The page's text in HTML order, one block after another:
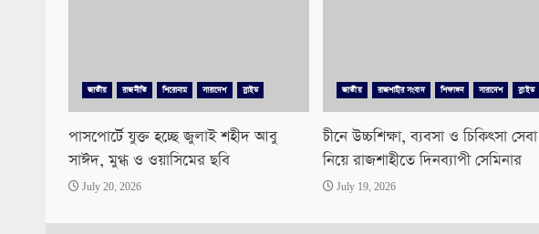
জাতীয় রাজনীতি শিরোনাম সারাদেশ স্লাইড
পাসপোর্টে যুক্ত হচ্ছে জুলাই শহীদ আবু
সাঈদ, মুগ্ধ ও ওয়াসিমের ছবি
July 20, 2026
জাতীয় রাজশাহীর সংবাদ শিক্ষাঙ্গন সারাদেশ স্লাইড
চীনে উচ্চশিক্ষা, ব্যবসা ও চিকিৎসা সেবা
নিয়ে রাজশাহীতে দিনব্যাপী সেমিনার
July 19, 2026